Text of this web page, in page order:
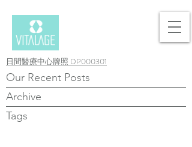
日間醫療中心牌照 DP000301
Our Recent Posts
Archive
Tags